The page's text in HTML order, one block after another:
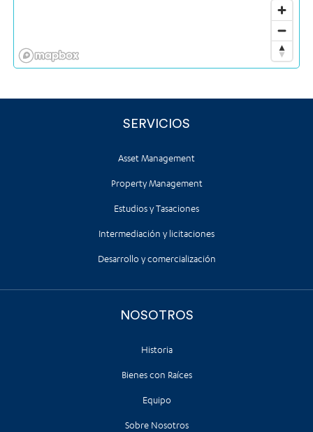
SERVICIOS
Asset Management
Property Management
Estudios y Tasaciones
Intermediación y licitaciones
Desarrollo y comercialización
NOSOTROS
Historia
Bienes con Raíces
Equipo
Sobre Nosotros